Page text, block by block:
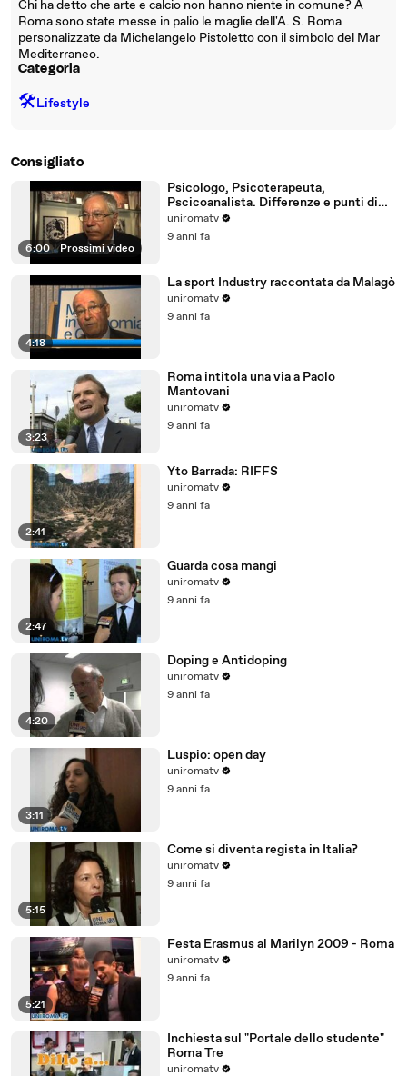
Chi ha detto che arte e calcio non hanno niente in comune? A
Roma sono state messe in palio le maglie dell'A. S. Roma
personalizzate da Michelangelo Pistoletto con il simbolo del Mar
Mediterraneo.
Categoria
🛠️Lifestyle
Consigliato
6:00 | Prossimi video
Psicologo, Psicoterapeuta,
Pscicoanalista. Differenze e punti di
incontro
uniromatv
9 anni fa
4:18
La sport Industry raccontata da Malagò
uniromatv
9 anni fa
3:23
Roma intitola una via a Paolo
Mantovani
uniromatv
9 anni fa
2:41
Yto Barrada: RIFFS
uniromatv
9 anni fa
2:47
Guarda cosa mangi
uniromatv
9 anni fa
4:20
Doping e Antidoping
uniromatv
9 anni fa
3:11
Luspio: open day
uniromatv
9 anni fa
5:15
Come si diventa regista in Italia?
uniromatv
9 anni fa
5:21
Festa Erasmus al Marilyn 2009 - Roma
uniromatv
9 anni fa
Inchiesta sul "Portale dello studente"
Roma Tre
uniromatv